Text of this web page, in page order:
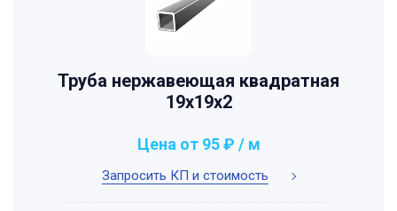
Труба нержавеющая квадратная
19х19х2
Запросить КП и стоимость
Цена от 95 ₽ / м